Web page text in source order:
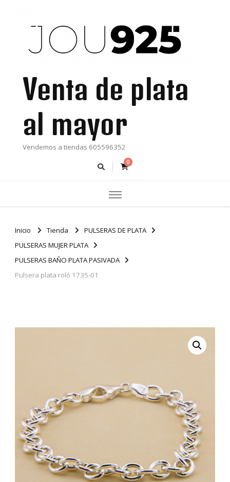
Venta de plata
al mayor
Vendemos a tiendas 605596352
0
Inicio Tienda
PULSERAS DE PLATA
PULSERAS MUJER PLATA
PULSERAS BAÑO PLATA PASIVADA
Pulsera plata roló 1735-01